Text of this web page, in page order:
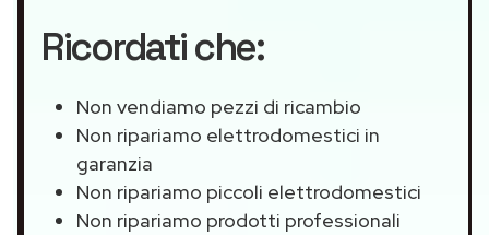
Ricordati che:
Non vendiamo pezzi di ricambio
Non ripariamo elettrodomestici in
garanzia
Non ripariamo piccoli elettrodomestici
Non ripariamo prodotti professionali